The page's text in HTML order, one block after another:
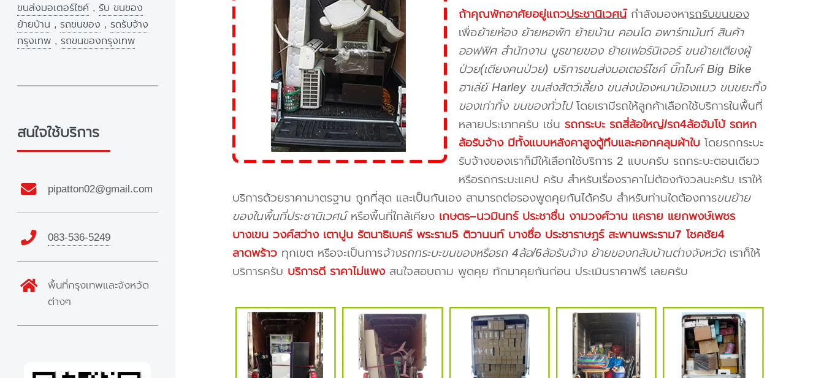
ถ้าคุณพักอาศัยอยู่แถวประชานิเวศน์กำลังมองหารถรับขนของ
เพื่อย้ายห้อง ย้ายหอพัก ย้ายบ้าน คอนโด อพาร์ทเม้นท์ สินค้า
ออฟฟิศ สำนักงาน บูธขายของ ย้ายเฟอร์นิเจอร์ ขนย้ายเตียงผู้
ป่วย(เตียงคนป่วย) บริการขนส่งมอเตอร์ไซค์ บิ๊กไบค์ Big Bike
ฮาเล่ย์ Harley ขนส่งสัตว์เลี้ยง ขนส่งน้องหมาน้องแมว ขนขยะทิ้ง
ของเก่าทิ้ง ขนของทั่วไปโดยเรามีรถให้ลูกค้าเลือกใช้บริการในพื้นที่
หลายประเภทครับ เช่น รถกระบะ รถสี่ล้อใหญ่/รถ4ล้อจัมโบ้ รถหก
ล้อรับจ้าง มีทั้งแบบหลังคาสูงตู้ทึบและคอกคลุมผ้าใบโดยรถกระบะ
รับจ้างของเราก็มีให้เลือกใช้บริการ 2 แบบครับ รถกระบะตอนเดียว
หรือรถกระบะแคป ครับ สำหรับเรื่องราคาไม่ต้องกังวลนะครับ เราให้
บริการด้วยราคามาตรฐาน ถูกที่สุด และเป็นกันเอง สามารถต่อรองพูดคุยกันได้ครับ สำหรับท่านใดต้องการขนย้าย
ของในพื้นที่ประชานิเวศน์หรือพื้นที่ใกล้เคียง เกษตร–นวมินทร์ ประชาชื่น งามวงศ์วาน แคราย แยกพงษ์เพชร
บางเขน วงศ์สว่าง เตาปูน รัตนาธิเบศร์ พระราม5 ติวานนท์ บางซื่อ ประชาราษฎร์ สะพานพระราม7 โชคชัย4
ลาดพร้าวทุกเขต หรือจะเป็นการจ้างรถกระบะขนของหรือรถ 4ล้อ/6ล้อรับจ้าง ย้ายของกลับบ้านต่างจังหวัดเราก็ให้
บริการครับ บริการดี ราคาไม่แพงสนใจสอบถาม พูดคุย ทักมาคุยกันก่อน ประเมินราคาฟรี เลยครับ
ขนส่งมอเตอร์ไซค์ , รับ ขนของ
ย้ายบ้าน , รถขนของ , รถรับจ้าง
กรุงเทพ , รถขนของกรุงเทพ
สนใจใช้บริการ
pipatton02@gmail.com
083-536-5249
พื้นที่กรุงเทพและจังหวัด
ต่างๆ